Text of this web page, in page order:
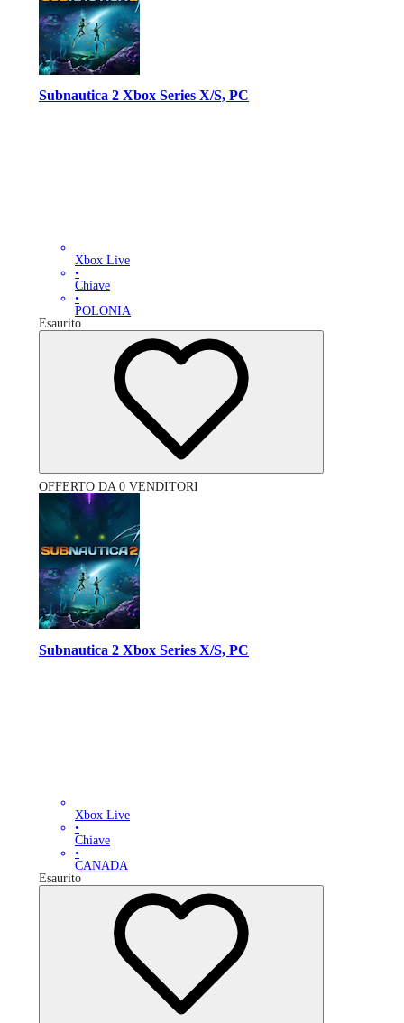
Subnautica 2 Xbox Series X/S, PC
Xbox Live
•
Chiave
•
POLONIA
Esaurito
OFFERTO DA 0 VENDITORI
Subnautica 2 Xbox Series X/S, PC
Xbox Live
•
Chiave
•
CANADA
Esaurito